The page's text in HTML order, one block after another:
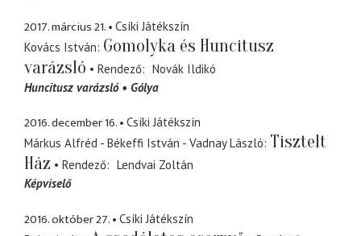
2017. március 21.
Csíki Játékszín
Kovács István Gomolyka és Huncitusz
varázsló
Rendező
Novák Ildikó
Huncitusz varázsló
Gólya
2016. december 16.
Csíki Játékszín
Márkus Alfréd - Békeffi István - Vadnay László Tisztelt
Ház
Rendező
Lendvai Zoltán
Képviselő
2016. október 27.
Csíki Játékszín